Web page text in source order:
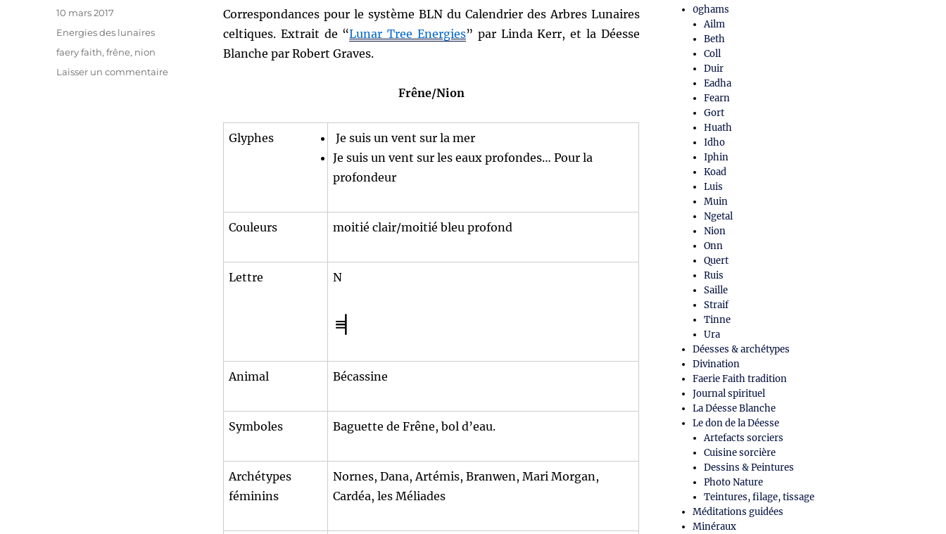
Correspondances pour le système BLN du Calendrier des Arbres Lunaires
celtiques. Extrait de “Lunar Tree Energies” par Linda Kerr, et la Déesse
Blanche par Robert Graves.
Frêne/Nion
Glyphes
Je suis un vent sur la mer
Je suis un vent sur les eaux profondes… Pour la
profondeur
Couleurs moitié clair/moitié bleu profond
Lettre N
Animal Bécassine
Symboles Baguette de Frêne, bol d’eau.
Archétypes
féminins
Nornes, Dana, Artémis, Branwen, Mari Morgan,
Cardéa, les Méliades
Publié
le
10 mars 2017
Catégories
Energies des lunaires
Étiquettes
faery faith,frêne, nion
Laisser un commentairesur
0ghams
Ailm
Beth
Coll
Duir
Eadha
Fearn
Gort
Huath
Idho
Iphin
Koad
Luis
Muin
Ngetal
Nion
Onn
Quert
Ruis
Saille
Straif
Tinne
Ura
Déesses & archétypes
Divination
Faerie Faith tradition
Journal spirituel
La Déesse Blanche
Le don de la Déesse
Artefacts sorciers
Cuisine sorcière
Dessins & Peintures
Photo Nature
Teintures, filage, tissage
Méditations guidées
Minéraux